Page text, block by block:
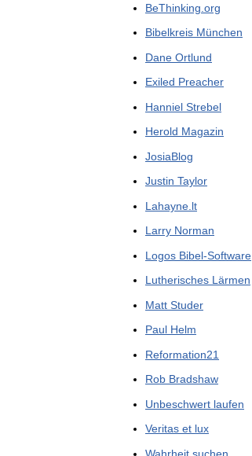
BeThinking.org
Bibelkreis München
Dane Ortlund
Exiled Preacher
Hanniel Strebel
Herold Magazin
JosiaBlog
Justin Taylor
Lahayne.lt
Larry Norman
Logos Bibel-Software
Lutherisches Lärmen
Matt Studer
Paul Helm
Reformation21
Rob Bradshaw
Unbeschwert laufen
Veritas et lux